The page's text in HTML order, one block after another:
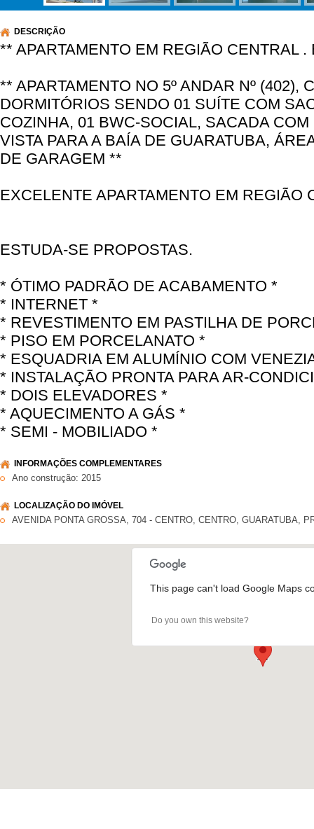
DESCRIÇÃO
** APARTAMENTO EM REGIÃO CENTRAL
** APARTAMENTO NO 5º ANDAR Nº (402),
DORMITÓRIOS SENDO 01 SUÍTE COM
COZINHA, 01 BWC-SOCIAL, SACADA
VISTA PARA A BAÍA DE GUARATUBA,
DE GARAGEM **
EXCELENTE APARTAMENTO EM REGIÃO
ESTUDA-SE PROPOSTAS.
* ÓTIMO PADRÃO DE ACABAMENTO *
* INTERNET *
* REVESTIMENTO EM PASTILHA DE
* PISO EM PORCELANATO *
* ESQUADRIA EM ALUMÍNIO COM
* INSTALAÇÃO PRONTA PARA AR-
* DOIS ELEVADORES *
* AQUECIMENTO A GÁS *
* SEMI - MOBILIADO *
INFORMAÇÕES COMPLEMENTARES
Ano construção: 2015
LOCALIZAÇÃO DO IMÓVEL
AVENIDA PONTA GROSSA, 704 - CENTRO, CENTRO, GUARATUBA,
This page can't load Google Maps
Do you own this website?